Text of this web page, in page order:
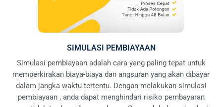
SIMULASI PEMBIAYAAN
Simulasi pembiayaan adalah cara yang paling tepat untuk
memperkirakan biaya-biaya dan angsuran yang akan dibayar
dalam jangka waktu tertentu. Dengan melakukan simulasi
pembiayaan , anda dapat menghindari risiko pembayaran